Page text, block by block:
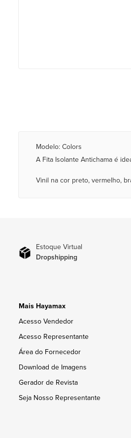
Modelo: Colors
A Fita Isolante Antichama é
Vinil na cor preto, vermelho,
Estoque Virtual
Dropshipping
Mais Hayamax
Acesso Vendedor
Acesso Representante
Área do Fornecedor
Download de Imagens
Gerador de Revista
Seja Nosso Representante